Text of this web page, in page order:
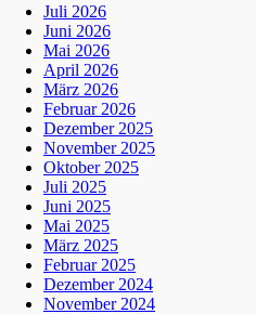
Juli 2026
Juni 2026
Mai 2026
April 2026
März 2026
Februar 2026
Dezember 2025
November 2025
Oktober 2025
Juli 2025
Juni 2025
Mai 2025
März 2025
Februar 2025
Dezember 2024
November 2024